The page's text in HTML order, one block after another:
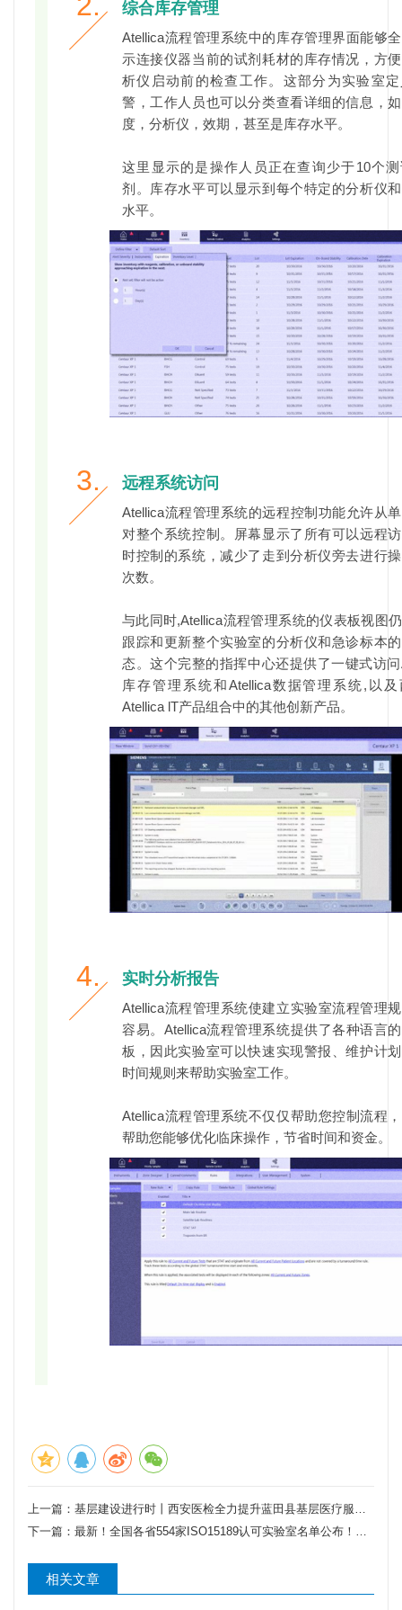
综合库存管理
Atellica流程管理系统中的库存管理界面能够
示连接仪器当前的试剂耗材的库存情况，方
析仪启动前的检查工作。这部分为实验室
警，工作人员也可以分类查看详细的信息，
度，分析仪，效期，甚至是库存水平。
这里显示的是操作人员正在查询少于10个
剂。库存水平可以显示到每个特定的分析仪
水平。
3. 远程系统访问
Atellica流程管理系统的远程控制功能允许从
对整个系统控制。屏幕显示了所有可以远程
时控制的系统，减少了走到分析仪旁去进行
次数。
与此同时,Atellica流程管理系统的仪表板视图
跟踪和更新整个实验室的分析仪和急诊标本
态。这个完整的指挥中心还提供了一键式访
库存管理系统和Atellica数据管理系统,以及
Atellica lT产品组合中的其他创新产品。
4. 实时分析报告
Atellica流程管理系统使建立实验室流程管理
容易。Atellica流程管理系统提供了各种语言
板，因此实验室可以快速实现警报、维护计
时间规则来帮助实验室工作。
Atellica流程管理系统不仅仅帮助您控制流程
帮助您能够优化临床操作，节省时间和资金。
上一篇： 基层建设进行时丨西安医检全力提升蓝田县基层医疗服务能力
下一篇： 最新！全国各省554家ISO15189认可实验室名单公布！江苏数量位居第一！
相关文章